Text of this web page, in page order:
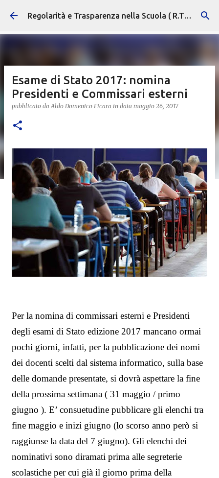
Passa ai contenuti principali Regolarità e Trasparenza nella Scuola ( R.T.S. )
Esame di Stato 2017: nomina
Presidenti e Commissari esterni
pubblicato daAldo Domenico Ficara in data maggio 26, 2017
Per la nomina di commissari esterni e Presidenti
degli esami di Stato edizione 2017 mancano ormai
pochi giorni, infatti, per la pubblicazione dei nomi
dei docenti scelti dal sistema informatico, sulla base
delle domande presentate, si dovrà aspettare la fine
della prossima settimana ( 31 maggio / primo
giugno ). E’ consuetudine pubblicare gli elenchi tra
fine maggio e inizi giugno (lo scorso anno però si
raggiunse la data del 7 giugno). Gli elenchi dei
nominativi sono diramati prima alle segreterie
scolastiche per cui già il giorno prima della